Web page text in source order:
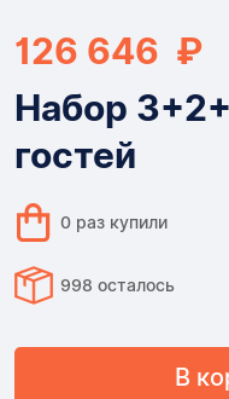
126 646 ₽
Набор
гостей
0 раз купили
998 осталось
В